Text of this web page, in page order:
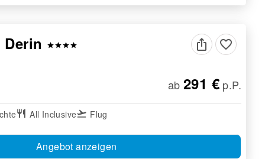
starstarstarstar favorite_border
ab 291 € p.P.
restaurant All Inclusiveflight_takeoff Flug
Angebot anzeigen